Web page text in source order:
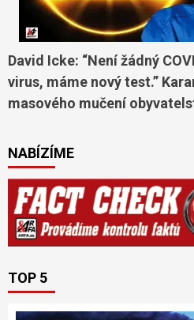
David Icke: “Není žádný
virus, máme nový test.”
masového mučení
NABÍZÍME
TOP 5